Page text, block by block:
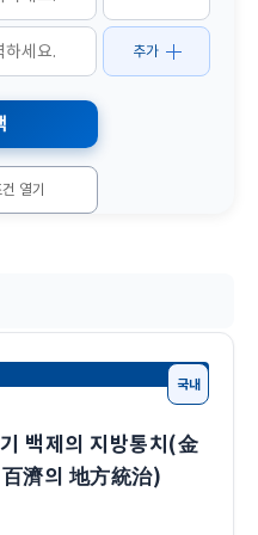
추가
열기
백제의 지방통치(金
濟의 地方統治)
국내